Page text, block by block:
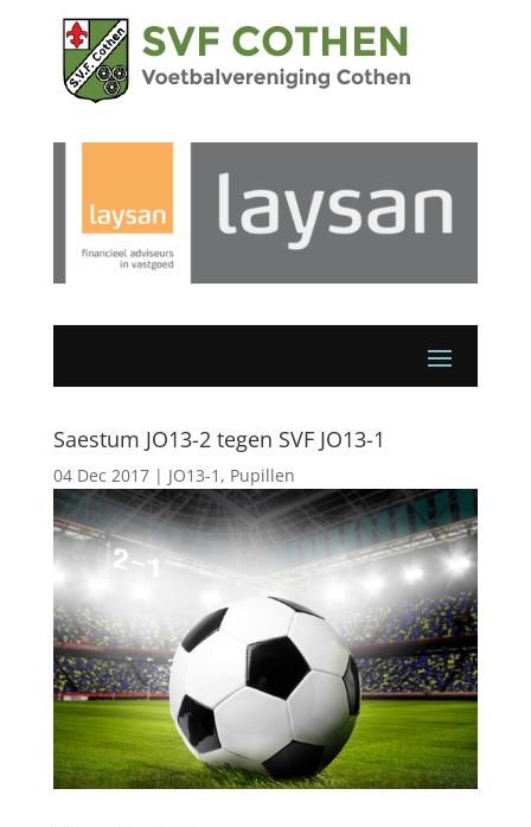
Saestum JO13-2 tegen SVF JO13-1
04 Dec 2017| JO13-1 , Pupillen